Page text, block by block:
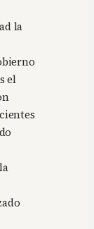
la
el